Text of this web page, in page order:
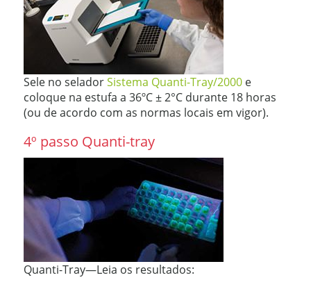
Sele no seladorSistema Quanti-Tray/2000 e
coloque na estufa a 36ºC ± 2°C durante 18 horas
(ou de acordo com as normas locais em vigor).
4º passo Quanti-tray
Quanti-Tray—Leia os resultados: